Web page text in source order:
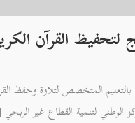
القرآن
المتخصص لتلاوة وحفظ
لتنمية القطاع غير الربحي |